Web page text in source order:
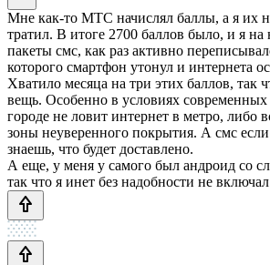
Мне как-то МТС начислял баллы, а я их
тратил. В итоге 2700 баллов было, и я на
пакеты смс, как раз активно
которого смартфон утонул и интернета
Хватило месяца на три этих баллов, так
вещь. Особенно в условиях современных
городе не ловит интернет в метро, либо
зоны неуверенного покрытия. А смс
знаешь, что будет доставлено.
А еще, у меня у самого был андроид со
так что я инет без надобности не